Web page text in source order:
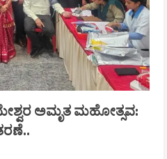
ಅಮೃತ ಮಹೋತ್ಸವ: